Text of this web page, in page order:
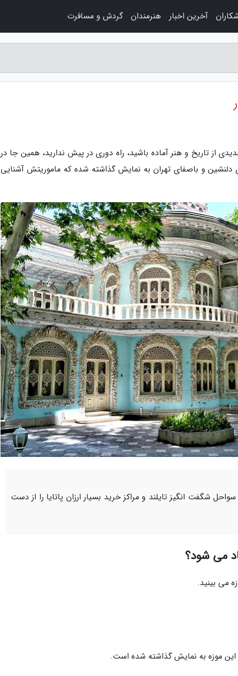
از تاریخ و هنر آماده باشید، راه دوری در پیش ندارید، همین جا در
و باصفای تهران به نمایش گذاشته شده که ماموریتش آشنایی
شگفت انگیز تایلند و مراکز خرید بسیار ارزان پاتایا را از دست
می شود؟
می بینید.
این موزه به نمایش گذاشته شده است.
آخرین اخبار هنرمندان گردش و مسافرت